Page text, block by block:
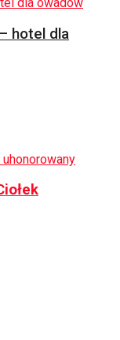
hotel dla